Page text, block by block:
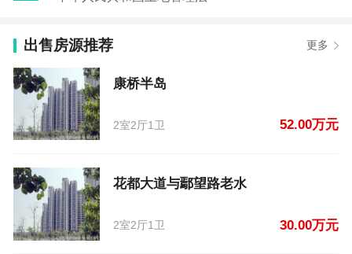
中华人民共和国城市房地产管理法
中华人民共和国城市维护建设税法
中华人民共和国国家赔偿法
出售房源推荐 更多
康桥半岛
2室2厅1卫 52.00万元
花都大道与鄢望路老水
2室2厅1卫 30.00万元